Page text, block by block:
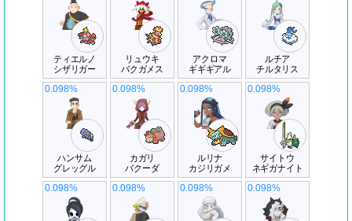
ティエルノ
シザリガー
リュウキ
バクガメス
アクロマ
ギギギアル
ルチア
チルタリス
ハンサム
グレッグル
0.098%
カガリ
バクーダ
0.098%
ルリナ
カジリガメ
0.098%
サイトウ
ネギガナイト
0.098%
0.098% 0.098% 0.098% 0.098%